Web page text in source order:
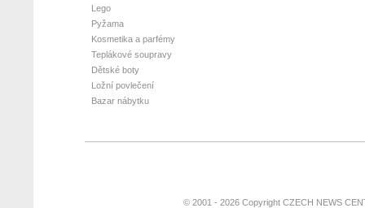
Lego
Pyžama
Kosmetika a parfémy
Teplákové soupravy
Dětské boty
Ložní povlečení
Bazar nábytku
© 2001 - 2026 Copyright CZECH NEWS